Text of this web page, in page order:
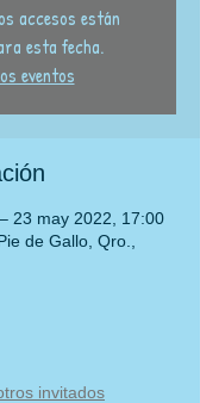
accesos están
esta fecha.
eventos
23 may 2022, 17:00
de Gallo, Qro.,
invitados